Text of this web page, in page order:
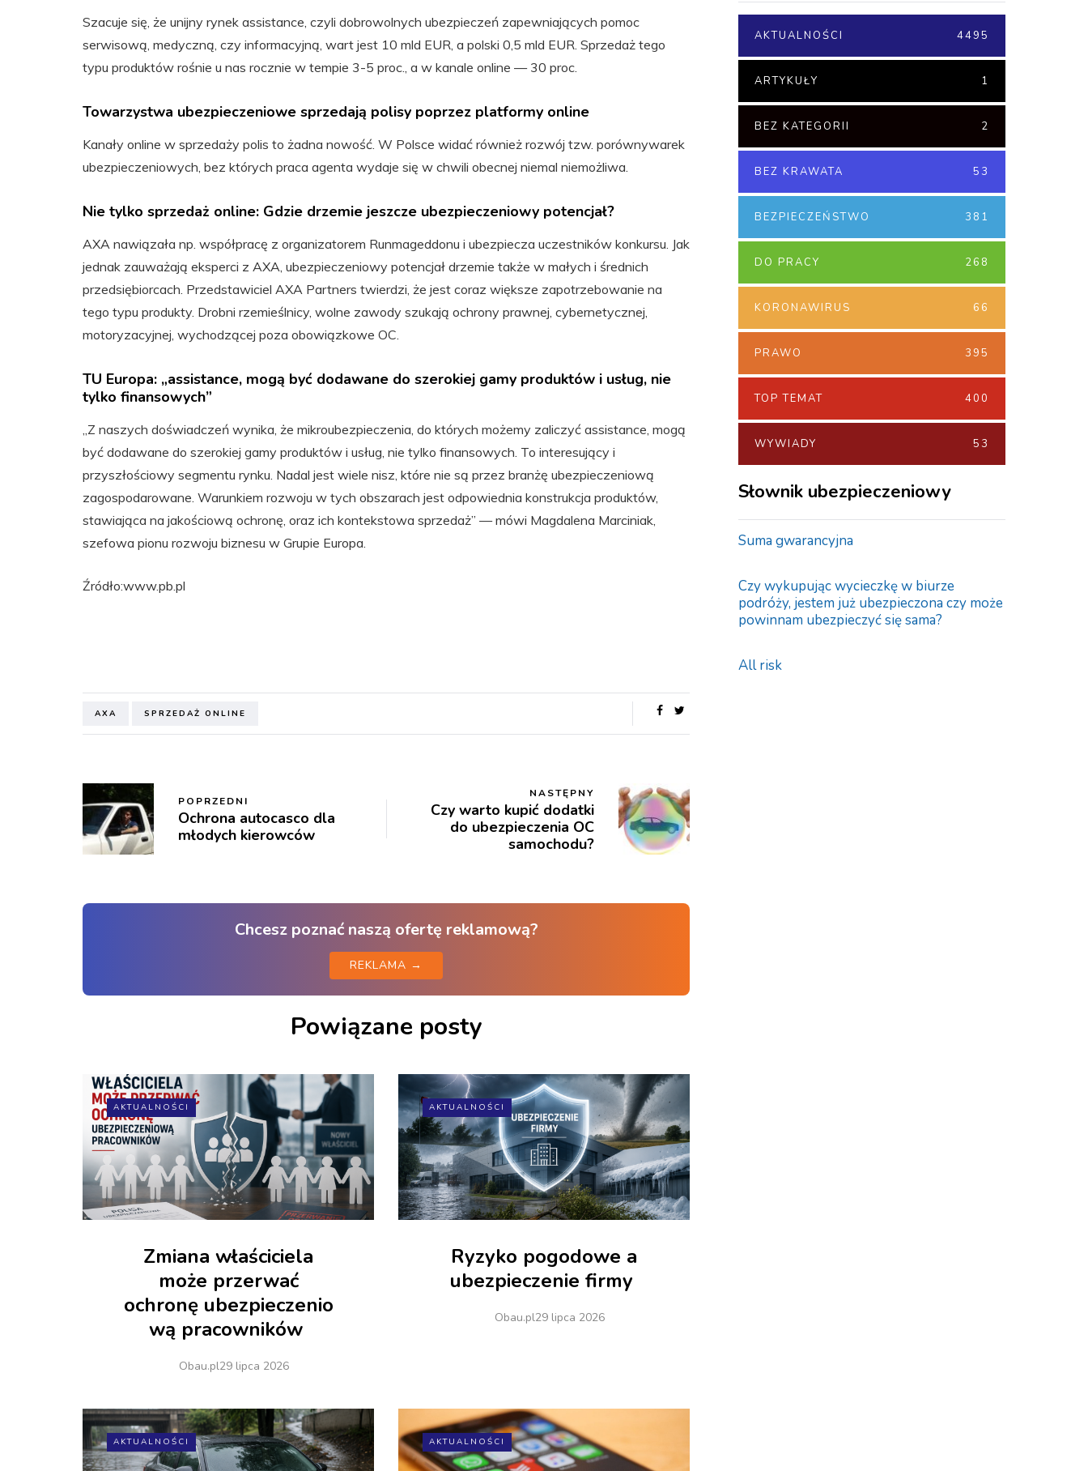
Szacuje się, że unijny rynek assistance, czyli dobrowolnych ubezpieczeń zapewniających pomoc
serwisową, medyczną, czy informacyjną, wart jest 10 mld EUR, a polski 0,5 mld EUR. Sprzedaż tego
typu produktów rośnie u nas rocznie w tempie 3-5 proc., a w kanale online — 30 proc.
Towarzystwa ubezpieczeniowe sprzedają polisy poprzez platformy online
Kanały online w sprzedaży polis to żadna nowość. W Polsce widać również rozwój tzw. porównywarek
ubezpieczeniowych, bez których praca agenta wydaje się w chwili obecnej niemal niemożliwa.
Nie tylko sprzedaż online: Gdzie drzemie jeszcze ubezpieczeniowy potencjał?
AXA nawiązała np. współpracę z organizatorem Runmageddonu i ubezpiecza uczestników konkursu. Jak
jednak zauważają eksperci z AXA, ubezpieczeniowy potencjał drzemie także w małych i średnich
przedsiębiorcach. Przedstawiciel AXA Partners twierdzi, że jest coraz większe zapotrzebowanie na
tego typu produkty. Drobni rzemieślnicy, wolne zawody szukają ochrony prawnej, cybernetycznej,
motoryzacyjnej, wychodzącej poza obowiązkowe OC.
TU Europa: „assistance, mogą być dodawane do szerokiej gamy produktów i usług, nie
tylko finansowych”
„Z naszych doświadczeń wynika, że mikroubezpieczenia, do których możemy zaliczyć assistance, mogą
być dodawane do szerokiej gamy produktów i usług, nie tylko finansowych. To interesujący i
przyszłościowy segmentu rynku. Nadal jest wiele nisz, które nie są przez branżę ubezpieczeniową
zagospodarowane. Warunkiem rozwoju w tych obszarach jest odpowiednia konstrukcja produktów,
stawiająca na jakościową ochronę, oraz ich kontekstowa sprzedaż” — mówi Magdalena Marciniak,
szefowa pionu rozwoju biznesu w Grupie Europa.
Źródło:www.pb.pl
AXA SPRZEDAŻ ONLINE
POPRZEDNI
Ochrona autocasco dla
młodych kierowców
NASTĘPNY
Czy warto kupić dodatki
do ubezpieczenia OC
samochodu?
Chcesz poznać naszą ofertę reklamową?
REKLAMA →
Powiązane posty
AKTUALNOŚCI
Zmiana właściciela
może przerwać
ochronę ubezpieczenio
wą pracowników
Obau.pl29 lipca 2026
AKTUALNOŚCI
Ryzyko pogodowe a
ubezpieczenie firmy
Obau.pl29 lipca 2026
AKTUALNOŚCI AKTUALNOŚCI
AKTUALNOŚCI 4495
ARTYKUŁY 1
BEZ KATEGORII 2
BEZ KRAWATA 53
BEZPIECZEŃSTWO 381
DO PRACY 268
KORONAWIRUS 66
PRAWO 395
TOP TEMAT 400
WYWIADY 53
Słownik ubezpieczeniowy
Suma gwarancyjna
Czy wykupując wycieczkę w biurze
podróży, jestem już ubezpieczona czy może
powinnam ubezpieczyć się sama?
All risk